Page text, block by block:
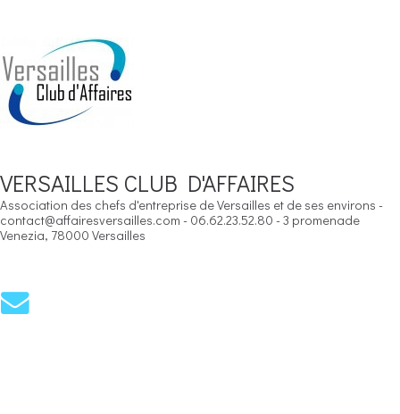
VERSAILLES CLUB D'AFFAIRES
Association des chefs d'entreprise de Versailles et de ses environs -
contact@affairesversailles.com - 06.62.23.52.80 - 3 promenade
Venezia, 78000 Versailles